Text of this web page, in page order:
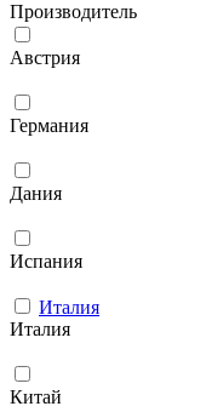
Производитель
Австрия
Германия
Дания
Испания
Италия
Италия
Китай